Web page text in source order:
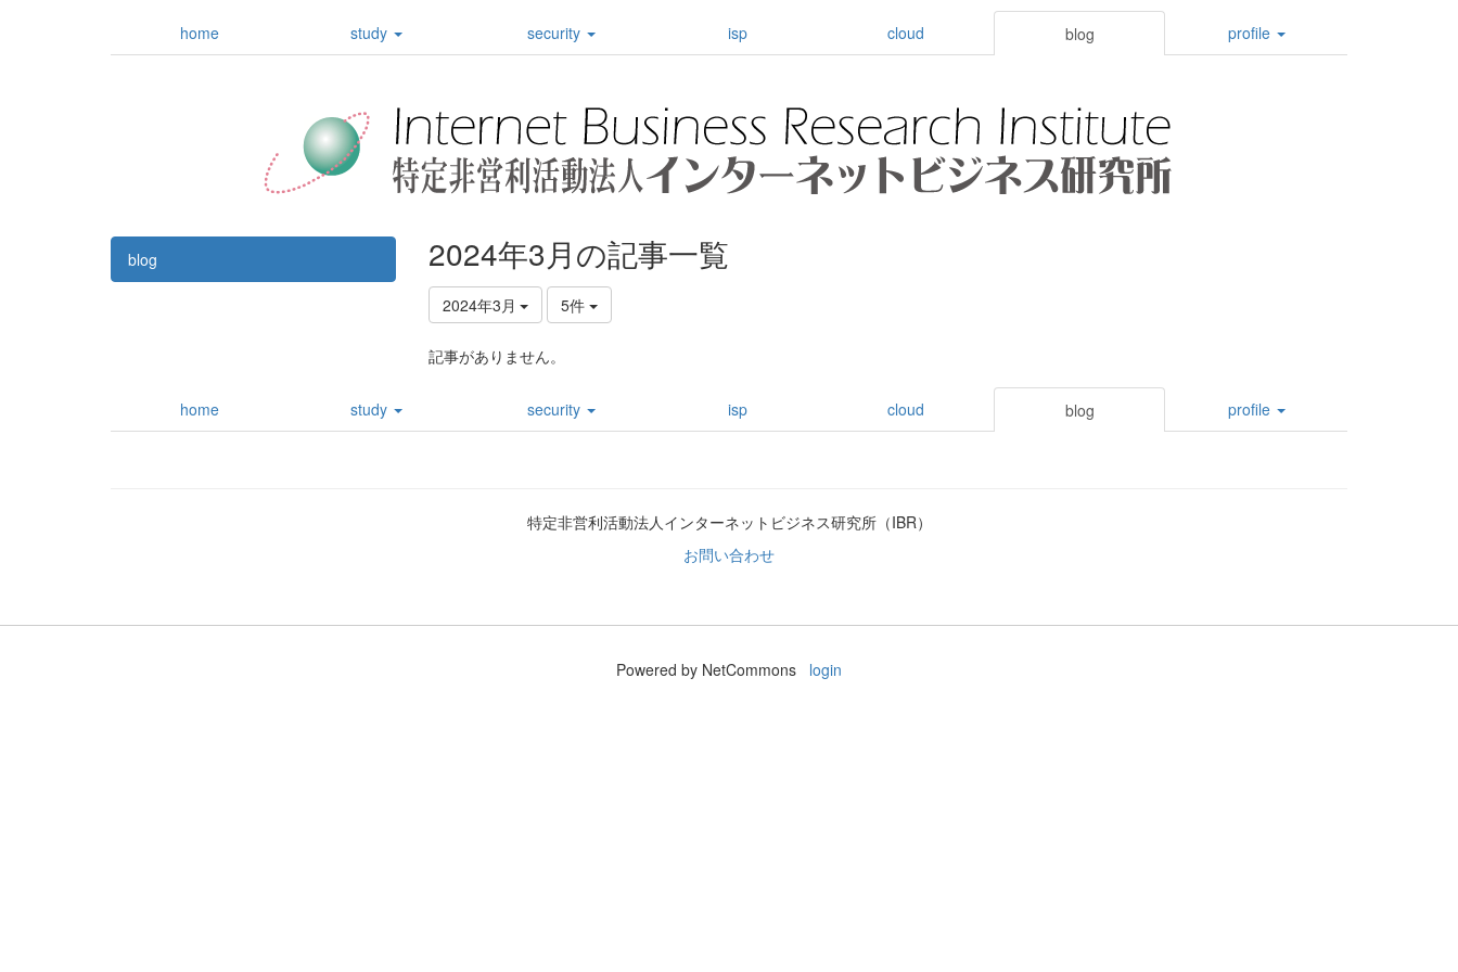
home study security isp cloud blog profile
2024年3月の記事一覧
2024年3月 5件
記事がありません。
blog
home study security isp cloud blog profile
特定非営利活動法人インターネットビジネス研究所（IBR）
お問い合わせ
Powered by NetCommons login